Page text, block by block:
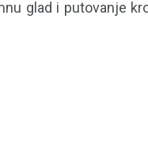
glad i putovanje